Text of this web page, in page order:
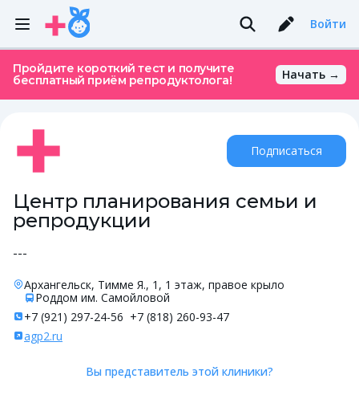
Войти
Пройдите короткий тест и получите
бесплатный приём репродуктолога!
Начать →
Центр планирования семьи и
репродукции
---
Архангельск, Тимме Я., 1, 1 этаж, правое крыло
Роддом им. Самойловой
+7 (921) 297-24-56 +7 (818) 260-93-47
agp2.ru
Вы представитель этой клиники?
Подписаться